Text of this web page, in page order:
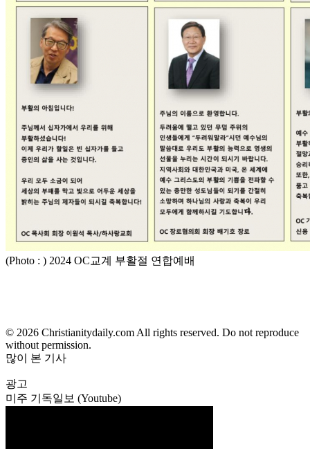
(Photo : ) 2024 OC교계 부활절 연합예배
© 2026 Christianitydaily.com All rights reserved. Do not reproduce
without permission.
많이 본 기사
광고
미주 기독일보 (Youtube)